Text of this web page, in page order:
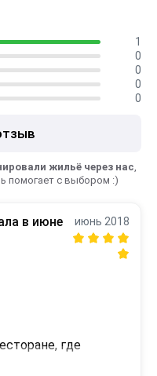
1
0
0
0
0
жильё через нас,
помогает с выбором :)
в июне
июнь 2018
где